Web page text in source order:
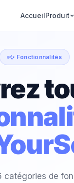
AccueilProduit
✨ Fonctionnalités
de